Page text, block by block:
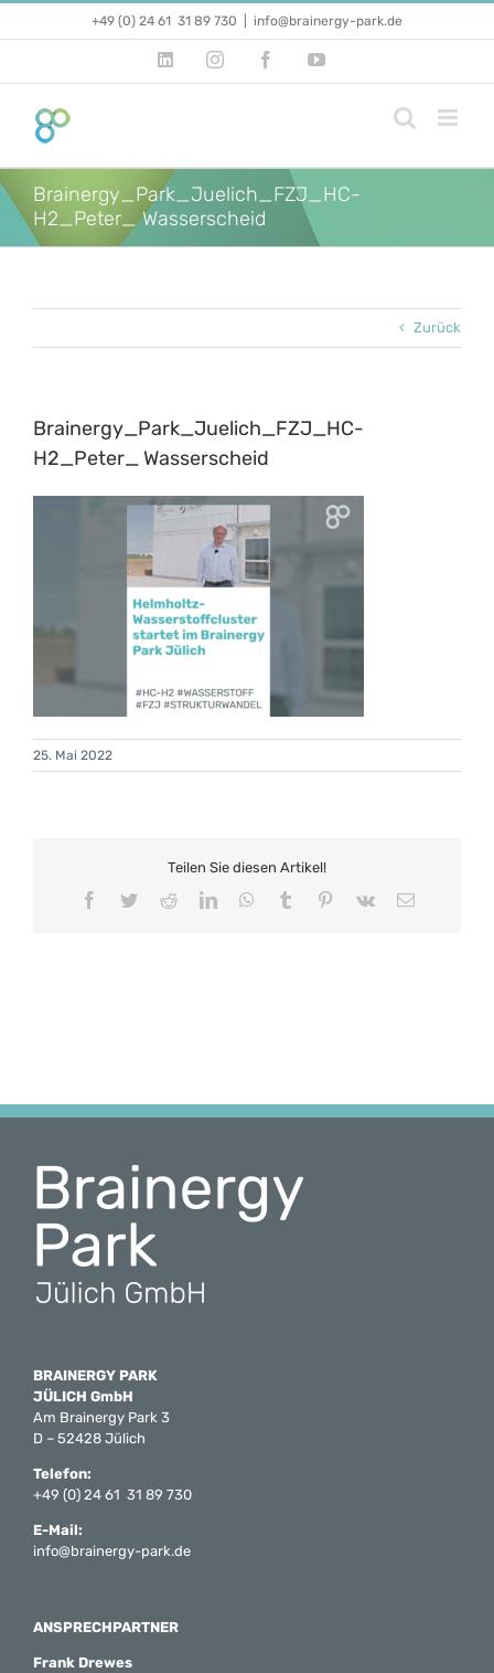
+49 (0) 24 61 31 89 730 info@brainergy-park.de
LinkedInInstagramFacebookYouTube
Brainergy_Park_Juelich_FZJ_HC-
H2_Peter_ Wasserscheid
Zurück
Brainergy_Park_Juelich_FZJ_HC-
H2_Peter_ Wasserscheid
25. Mai 2022
Teilen Sie diesen Artikel!
Facebook
TwitterRedditLinkedInWhatsApp
Tumblr Pinterest
Vk
E-
BRAINERGY PARK
JÜLICH GmbH
Am Brainergy Park 3
D – 52428 Jülich
Telefon:
+49 (0) 24 61 31 89 730
E-Mail:
info@brainergy-park.de
ANSPRECHPARTNER
Frank Drewes